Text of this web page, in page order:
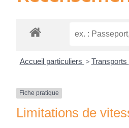
Accueil particuliers > Transports
Fiche pratique
Limitations de